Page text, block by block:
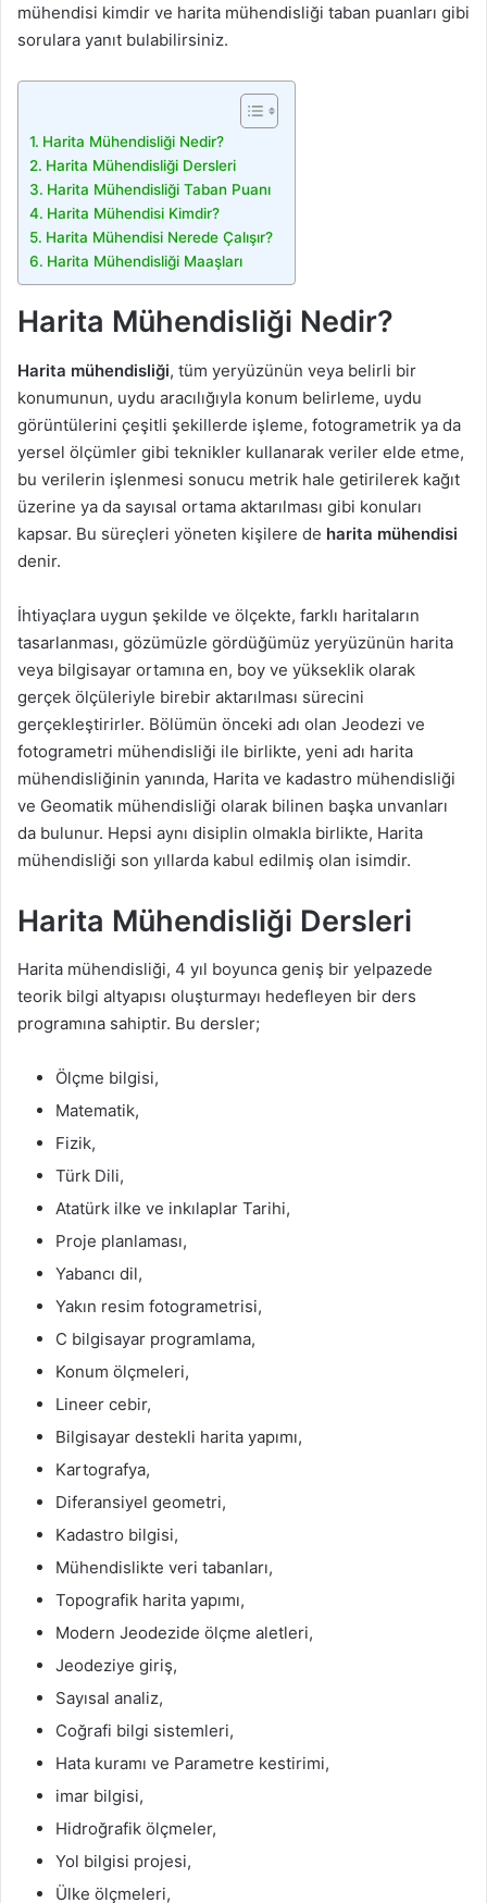
mühendisi kimdir ve harita mühendisliği taban puanları gibi
sorulara yanıt bulabilirsiniz.
Harita Mühendisliği Nedir?
Harita Mühendisliği Dersleri
Harita Mühendisliği Taban Puanı
Harita Mühendisi Kimdir?
Harita Mühendisi Nerede Çalışır?
Harita Mühendisliği Maaşları
Harita Mühendisliği Nedir?
Harita mühendisliği, tüm yeryüzünün veya belirli bir
konumunun, uydu aracılığıyla konum belirleme, uydu
görüntülerini çeşitli şekillerde işleme, fotogrametrik ya da
yersel ölçümler gibi teknikler kullanarak veriler elde etme,
bu verilerin işlenmesi sonucu metrik hale getirilerek kağıt
üzerine ya da sayısal ortama aktarılması gibi konuları
kapsar. Bu süreçleri yöneten kişilere de harita mühendisi
denir.
İhtiyaçlara uygun şekilde ve ölçekte, farklı haritaların
tasarlanması, gözümüzle gördüğümüz yeryüzünün harita
veya bilgisayar ortamına en, boy ve yükseklik olarak
gerçek ölçüleriyle birebir aktarılması sürecini
gerçekleştirirler. Bölümün önceki adı olan Jeodezi ve
fotogrametri mühendisliği ile birlikte, yeni adı harita
mühendisliğinin yanında, Harita ve kadastro mühendisliği
ve Geomatik mühendisliği olarak bilinen başka unvanları
da bulunur. Hepsi aynı disiplin olmakla birlikte, Harita
mühendisliği son yıllarda kabul edilmiş olan isimdir.
Harita Mühendisliği Dersleri
Harita mühendisliği, 4 yıl boyunca geniş bir yelpazede
teorik bilgi altyapısı oluşturmayı hedefleyen bir ders
programına sahiptir. Bu dersler;
Ölçme bilgisi,
Matematik,
Fizik,
Türk Dili,
Atatürk ilke ve inkılaplar Tarihi,
Proje planlaması,
Yabancı dil,
Yakın resim fotogrametrisi,
C bilgisayar programlama,
Konum ölçmeleri,
Lineer cebir,
Bilgisayar destekli harita yapımı,
Kartografya,
Diferansiyel geometri,
Kadastro bilgisi,
Mühendislikte veri tabanları,
Topografik harita yapımı,
Modern Jeodezide ölçme aletleri,
Jeodeziye giriş,
Sayısal analiz,
Coğrafi bilgi sistemleri,
Hata kuramı ve Parametre kestirimi,
imar bilgisi,
Hidroğrafik ölçmeler,
Yol bilgisi projesi,
Ülke ölçmeleri,